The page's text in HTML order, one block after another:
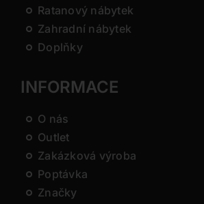
Ratanový nábytek
Zahradní nábytek
Doplňky
INFORMACE
O nás
Outlet
Zakázková výroba
Poptávka
Značky